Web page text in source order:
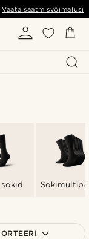
Vaata saatmisvõimalusi